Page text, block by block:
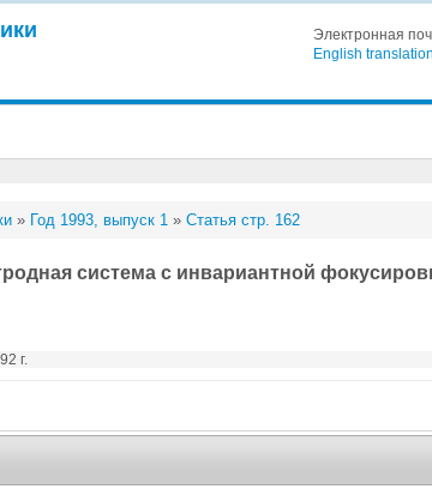
Электронная
English
» Год 1993, выпуск 1 »Статья стр. 162
система с инвариантной
г.